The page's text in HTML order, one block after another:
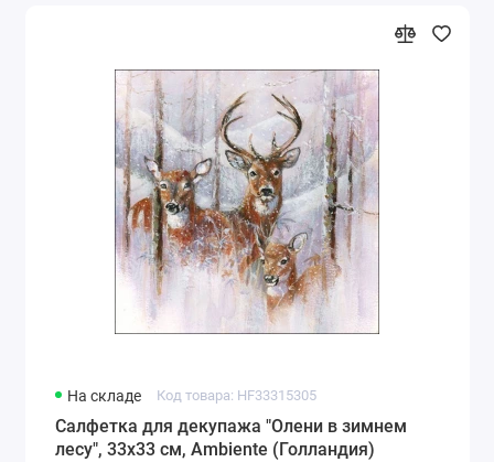
На складе Код товара: HF33315305
Салфетка для декупажа "Олени в зимнем
лесу", 33х33 см, Ambiente (Голландия)